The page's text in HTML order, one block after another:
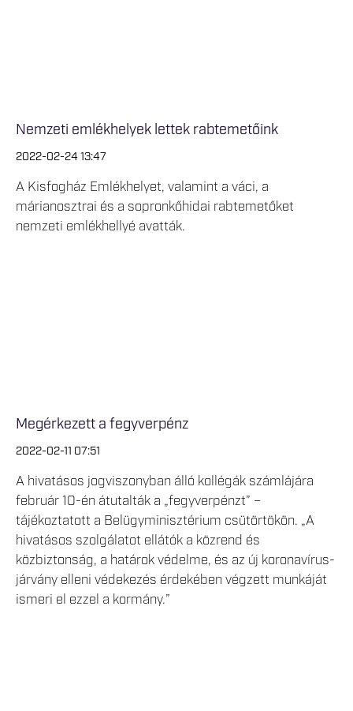
Nemzeti emlékhelyek lettek rabtemetőink
2022-02-24 13:47
A Kisfogház Emlékhelyet, valamint a váci, a
márianosztrai és a sopronkőhidai rabtemetőket
nemzeti emlékhellyé avatták.
Megérkezett a fegyverpénz
2022-02-11 07:51
A hivatásos jogviszonyban álló kollégák számlájára
február 10-én átutalták a „fegyverpénzt” –
tájékoztatott a Belügyminisztérium csütörtökön. „A
hivatásos szolgálatot ellátók a közrend és
közbiztonság, a határok védelme, és az új koronavírus-
járvány elleni védekezés érdekében végzett munkáját
ismeri el ezzel a kormány.”